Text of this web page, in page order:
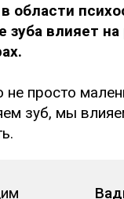
области
зуба влияет
не просто
зуб, мы